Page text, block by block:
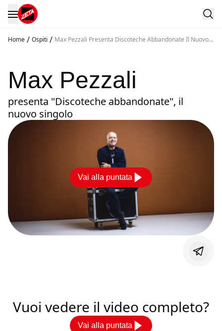
Home / Ospiti / Max Pezzali Presenta Discoteche Abbandonate Il Nuovo
Max Pezzali
presenta "Discoteche abbandonate", il
nuovo singolo
Vai alla puntata
Vuoi vedere il video completo?
Vai alla puntata